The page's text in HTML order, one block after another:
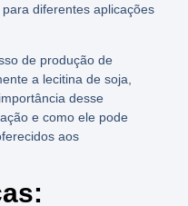
diferentes aplicações
de produção de
a lecitina de soja,
desse
e como ele pode
aos